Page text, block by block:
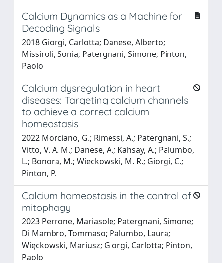
Calcium Dynamics as a Machine for
Decoding Signals
2018 Giorgi, Carlotta; Danese, Alberto;
Missiroli, Sonia; Patergnani, Simone; Pinton,
Paolo
Calcium dysregulation in heart
diseases: Targeting calcium channels
to achieve a correct calcium
homeostasis
2022 Morciano, G.; Rimessi, A.; Patergnani, S.;
Vitto, V. A. M.; Danese, A.; Kahsay, A.; Palumbo,
L.; Bonora, M.; Wieckowski, M. R.; Giorgi, C.;
Pinton, P.
Calcium homeostasis in the control of
mitophagy
2023 Perrone, Mariasole; Patergnani, Simone;
Di Mambro, Tommaso; Palumbo, Laura;
Więckowski, Mariusz; Giorgi, Carlotta; Pinton,
Paolo